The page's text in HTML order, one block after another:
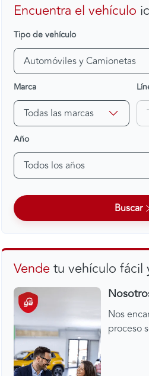
Encuentra el vehículo
Tipo de vehículo
Automóviles y Camionetas
Marca
Todas las marcas
Año
Todos los años
Buscar
Vendetu vehículo fácil
Nos
proceso